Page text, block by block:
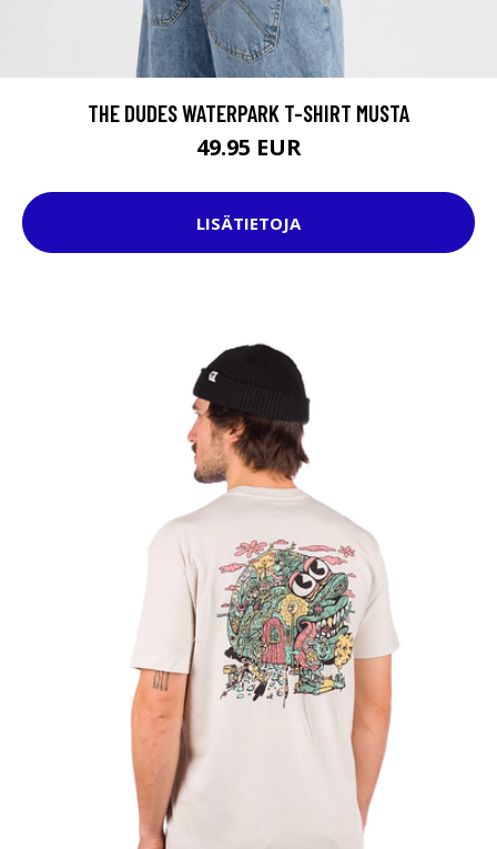
THE DUDES WATERPARK T-SHIRT MUSTA
49.95 EUR
LISÄTIETOJA